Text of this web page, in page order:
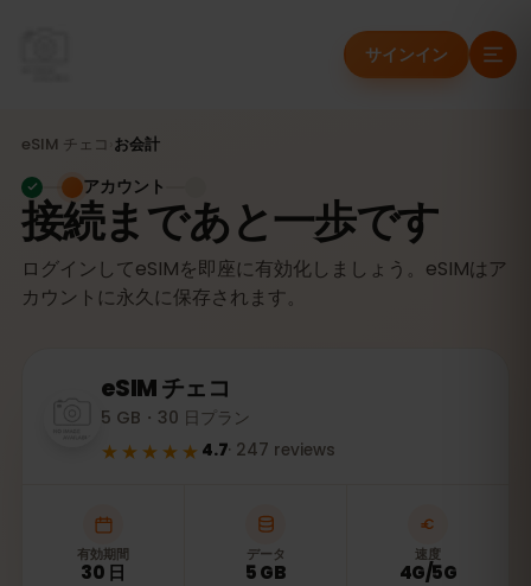
サインイン
eSIM チェコ お会計
接続まであと一歩です
ログインしてeSIMを即座に有効化しましょう。eSIMはア
カウントに永久に保存されます。
アカウント
eSIMチェコ
5 GB・30 日プラン
★★★★★ 4.7· 247 reviews
有効期間
30 日
データ
5 GB
速度
4G/5G